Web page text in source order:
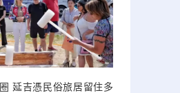
延吉憑民俗旅居留住多